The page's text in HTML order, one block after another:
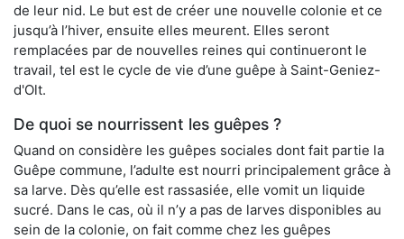
de leur nid. Le but est de créer une nouvelle colonie et ce
jusqu’à l’hiver, ensuite elles meurent. Elles seront
remplacées par de nouvelles reines qui continueront le
travail, tel est le cycle de vie d’une guêpe à Saint-Geniez-
d'Olt.
De quoi se nourrissent les guêpes ?
Quand on considère les guêpes sociales dont fait partie la
Guêpe commune, l’adulte est nourri principalement grâce à
sa larve. Dès qu’elle est rassasiée, elle vomit un liquide
sucré. Dans le cas, où il n’y a pas de larves disponibles au
sein de la colonie, on fait comme chez les guêpes